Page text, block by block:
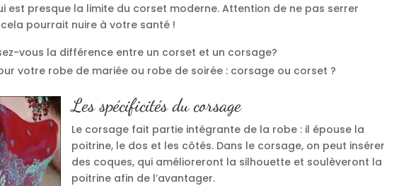
est presque la limite du corset moderne. Attention de ne pas serrer
pourrait nuire à votre santé !
vous la différence entre un corset et un corsage?
votre robe de mariée ou robe de soirée : corsage ou corset ?
Les spécificités du corsage
Le corsage fait partie intégrante de la robe : il épouse la
poitrine, le dos et les côtés. Dans le corsage, on peut insérer
des coques, qui amélioreront la silhouette et soulèveront la
poitrine afin de l’avantager.